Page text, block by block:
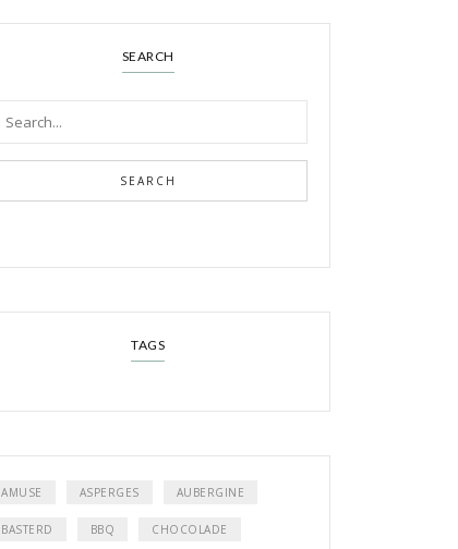
SEARCH
SEARCH
TAGS
AMUSE ASPERGES AUBERGINE
BASTERD BBQ CHOCOLADE